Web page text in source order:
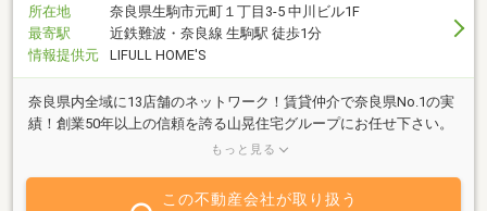
所在地
奈良県生駒市元町１丁目3-5 中川ビル1F
最寄駅
近鉄難波・奈良線 生駒駅 徒歩1分
情報提供元
LIFULL HOME'S
奈良県内全域に13店舗のネットワーク！賃貸仲介で奈良県No.1の実
績！創業50年以上の信頼を誇る山晃住宅グループにお任せ下さい。
取扱物件数・賃貸管理戸数も県内No.1で、いい部屋を必ずご紹介し
もっと見る
この不動産会社が取り扱う